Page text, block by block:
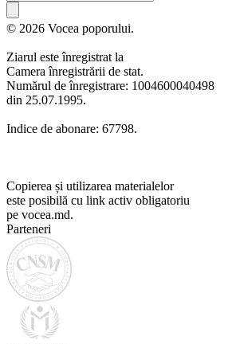
© 2026 Vocea poporului.
Ziarul este înregistrat la
Camera înregistrării de stat.
Numărul de înregistrare: 1004600040498
din 25.07.1995.
Indice de abonare: 67798.
Copierea și utilizarea materialelor
este posibilă cu link activ obligatoriu
pe vocea.md.
Parteneri